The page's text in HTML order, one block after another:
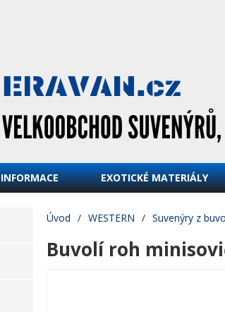
INFORMACE EXOTICKÉ MATERIÁLY
Úvod / WESTERN / Suvenýry z
Buvolí roh